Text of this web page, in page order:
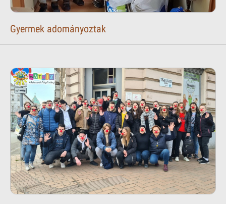
Gyermek adományoztak